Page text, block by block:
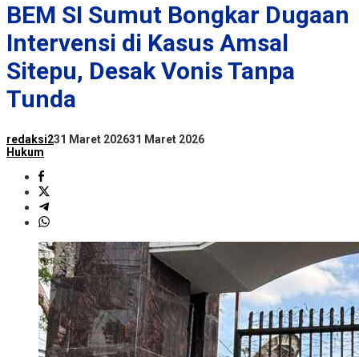
BEM SI Sumut Bongkar Dugaan
Intervensi di Kasus Amsal
Sitepu, Desak Vonis Tanpa
Tunda
redaksi231 Maret 202631 Maret 2026
Hukum